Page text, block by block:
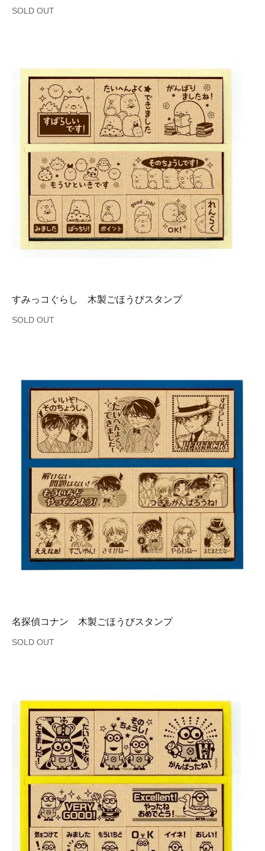
SOLD OUT
すみっコぐらし 木製ごほうびスタンプ
SOLD OUT
名探偵コナン 木製ごほうびスタンプ
SOLD OUT